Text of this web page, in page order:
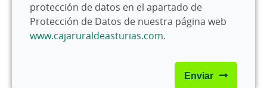
protección de datos en el apartado de
Protección de Datos de nuestra página web
www.cajaruraldeasturias.com.
Enviar